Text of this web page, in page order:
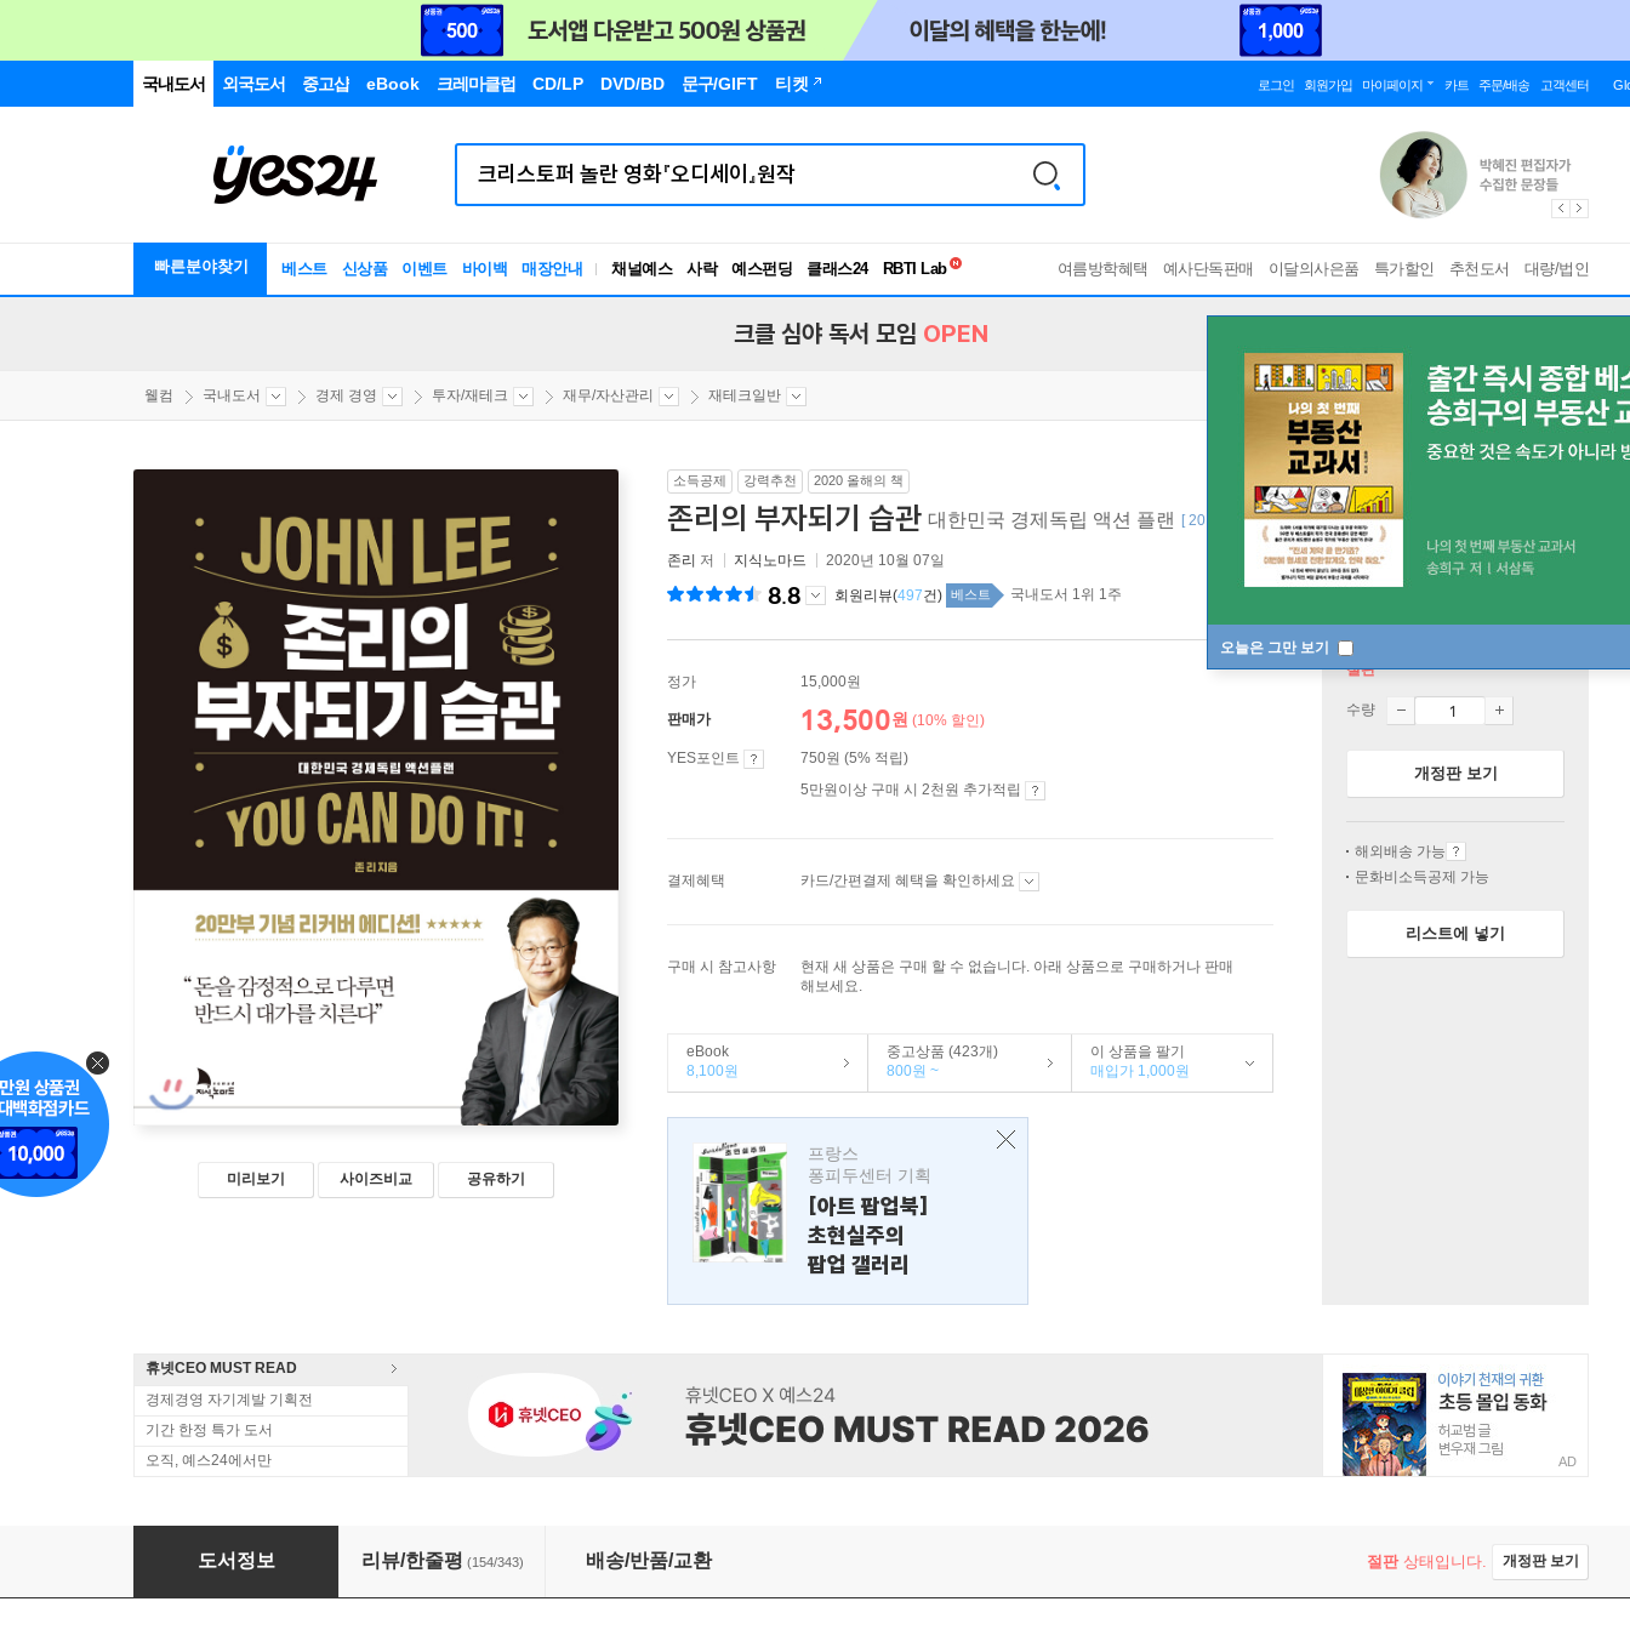
국내도서 외국도서 중고샵 eBook 크레마클럽 CD/LP DVD/BD 문구/GIFT 티켓 로그인 회원가입 마이페이지 카트 주문/배송 고객센터
빠른분야찾기 베스트 신상품 이벤트 바이백 매장안내 채널예스 사락 예스펀딩 클래스24
RBTI Lab
독서유형검사
여름방학혜택 예사단독판매 이달의사은품 특가할인 추천도서 대량/법인
오늘은 그만 보기
크클 심야 독서 모임 OPEN
웰컴 국내도서 경제 경영 투자/재테크 재무/자산관리 재테크일반
미리보기 사이즈비교 공유하기
소득공제 강력추천 2020 올해의 책
존리의 부자되기 습관 대한민국 경제독립 액션 플랜 [ 20만부 기념 리커버 에디션 ]
존리 저 지식노마드 2020년 10월 07일
8.8 회원리뷰(497건) 베스트 국내도서 1위 1주
정가 15,000원
판매가 13,500원 (10% 할인)
YES포인트
750원 (5% 적립)
5만원이상 구매 시 2천원 추가적립
결제혜택 카드/간편결제 혜택을 확인하세요
구매 시 참고사항
현재 새 상품은 구매 할 수 없습니다. 아래 상품으로 구매하거나 판매
해보세요.
eBook
8,100원
중고상품 (423개)
800원 ~
이 상품을 팔기
매입가 1,000원
프랑스
퐁피두센터 기획
[아트 팝업북]
초현실주의
팝업 갤러리
절판
수량
개정판 보기
해외배송 가능
문화비소득공제 가능
리스트에 넣기
휴넷CEO MUST READ
경제경영 자기계발 기획전
기간 한정 특가 도서
오직, 예스24에서만
AD
존리의 부자되기 습관
도서정보 리뷰/한줄평 (154/343) 배송/반품/교환 절판상태입니다. 개정판 보기